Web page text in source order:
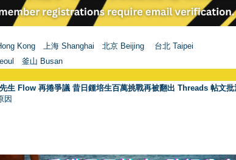
Kong 上海 Shanghai 北京 Beijing 台北 Taipei
釜山 Busan
生 Flow 再捲爭議 昔日鍾培生百萬挑戰再被翻出 Threads 帖文批
因